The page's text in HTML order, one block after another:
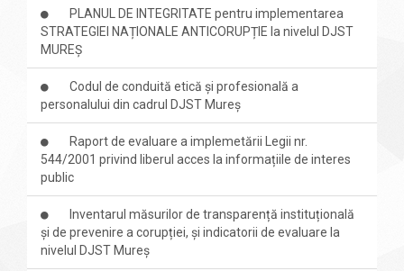
PLANUL DE INTEGRITATE pentru implementarea
STRATEGIEI NAȚIONALE ANTICORUPȚIE la nivelul DJST
MUREȘ
Codul de conduită etică și profesională a
personalului din cadrul DJST Mureș
Raport de evaluare a implemetării Legii nr.
544/2001 privind liberul acces la informațiile de interes
public
Inventarul măsurilor de transparență instituțională
și de prevenire a corupției, și indicatorii de evaluare la
nivelul DJST Mureș